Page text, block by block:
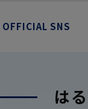
OFFICIAL SNS
は